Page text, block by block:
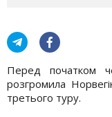
Перед початком
розгромила
третього туру.